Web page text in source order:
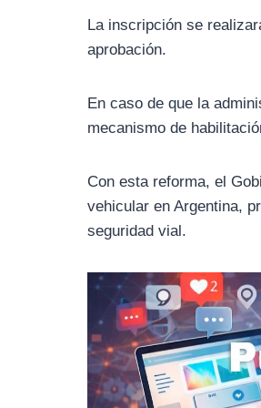
La inscripción se
aprobación.
En caso de que la
mecanismo de
Con esta reforma, el
vehicular en Argentina,
seguridad vial.